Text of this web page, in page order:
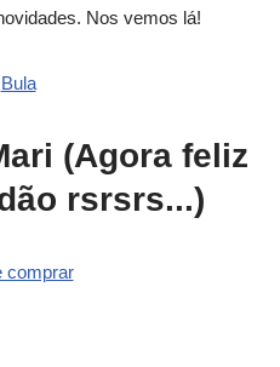
Nos vemos lá!
(Agora feliz
rsrsrs...)